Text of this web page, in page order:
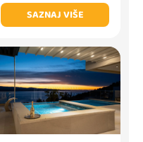
SAZNAJ VIŠE